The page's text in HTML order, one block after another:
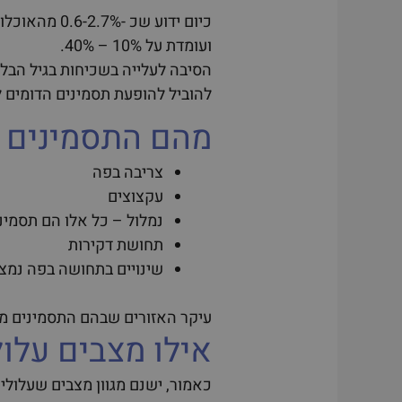
כיום
ועומדת על 10% – 40%.
הסיבה לעלייה בשכיחות בגיל
להוביל להופעת תסמינים
מהם
צריבה בפה
עקצוצים
נמלול – כל אלו הם
תחושת דקירות
שינויים בתחושה בפה
עיקר האזורים שבהם התסמינים
אילו מצבים
כאמור, ישנם מגוון מצבים